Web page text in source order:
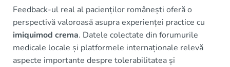
Feedback-ul real al pacienților românești oferă o
perspectivă valoroasă asupra experienței practice cu
imiquimod crema. Datele colectate din forumurile
medicale locale și platformele internaționale relevă
aspecte importante despre tolerabilitatea și